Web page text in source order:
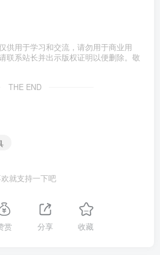
供用于学习和交流，请勿用于商业用
联系站长并出示版权证明以便删除。敬
THE END
就支持一下吧
赏 分享 收藏